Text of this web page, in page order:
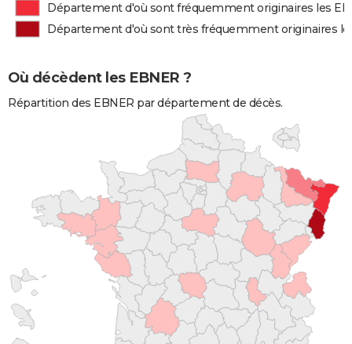
Département d'où sont fréquemment originaires les
Département d'où sont très fréquemment originaires
Où décèdent les EBNER ?
Répartition des EBNER par département de décès.